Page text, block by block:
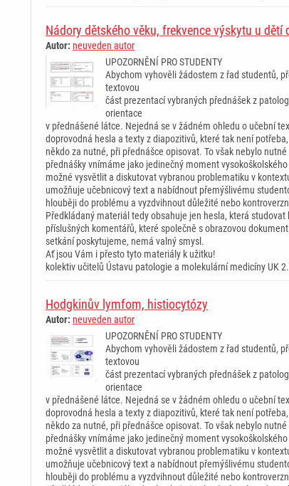
Nádory dětského věku, frekvence výskytu u dětí
Autor: neuveden autor
UPOZORNĚNÍ PRO STUDENTY
Abychom vyhověli žádostem z řad studentů,
textovou
část prezentací vybraných přednášek z
orientace
v přednášené látce. Nejedná se v žádném ohledu o učební
doprovodná hesla a texty z diapozitivů, které tak není
někdo za nutné, při přednášce opisovat. To však nebylo
přednášky vnímáme jako jedinečný moment
možné vysvětlit a diskutovat vybranou problematiku v
umožňuje učebnicový text a nabídnout přemýšlivému
hlouběji do problému a vyzdvihnout důležité nebo
Předkládaný materiál tedy obsahuje jen hesla, která studovat
příslušných komentářů, které společně s obrazovou
setkání poskytujeme, nemá valný smysl.
Ať jsou Vám i přesto tyto materiály k užitku!
kolektiv učitelů Ústavu patologie a molekulární medicíny UK
Hodgkinův lymfom, histiocytózy
Autor: neuveden autor
UPOZORNĚNÍ PRO STUDENTY
Abychom vyhověli žádostem z řad studentů,
textovou
část prezentací vybraných přednášek z
orientace
v přednášené látce. Nejedná se v žádném ohledu o učební
doprovodná hesla a texty z diapozitivů, které tak není
někdo za nutné, při přednášce opisovat. To však nebylo
přednášky vnímáme jako jedinečný moment
možné vysvětlit a diskutovat vybranou problematiku v
umožňuje učebnicový text a nabídnout přemýšlivému
hlouběji do problému a vyzdvihnout důležité nebo